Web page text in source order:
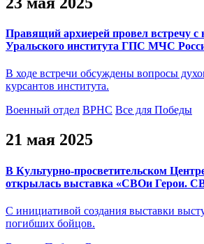
Правящий архиерей провел встречу с
Уральского института ГПС МЧС
В ходе встречи обсуждены вопросы
курсантов института.
Военный отдел ВРНС Все для Победы
21 мая 2025
В Культурно-просветительском
открылась выставка «СВОи Герои.
С инициативой создания выставки
погибших бойцов.